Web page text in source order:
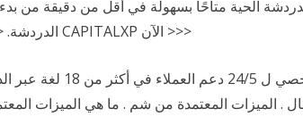
الدردشة. <<< احصل على حق الوصول إلى CAPITALXP الآن >>>
مديري الحساب الشخصي
. الميزات المعتمدة من شم . ما هي الميزات